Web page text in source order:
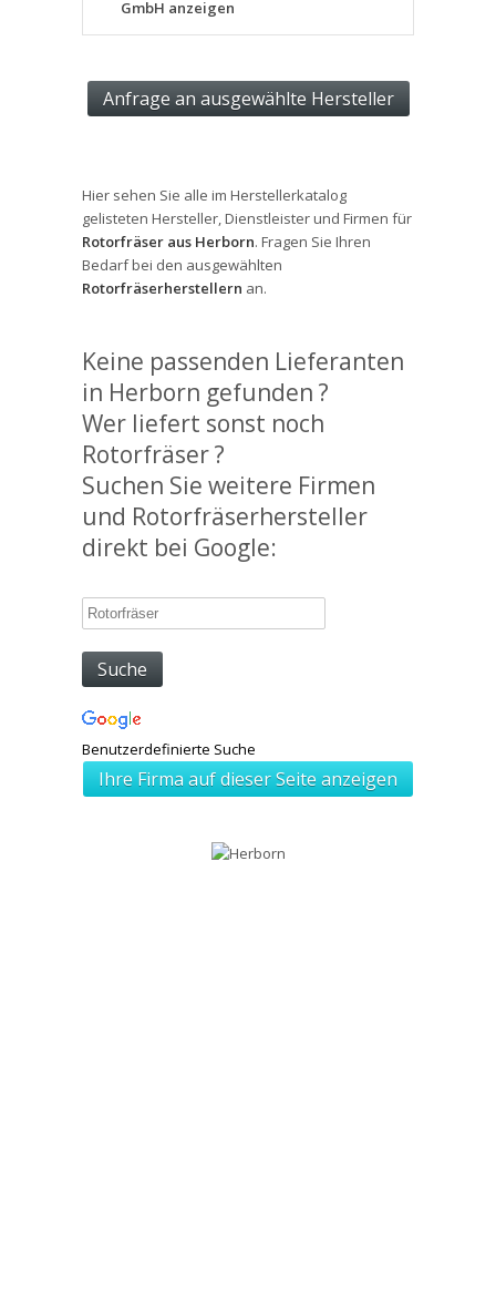
GmbH anzeigen
Hier sehen Sie alle im Herstellerkatalog
gelisteten Hersteller, Dienstleister und Firmen für
Rotorfräser aus Herborn. Fragen Sie Ihren
Bedarf bei den ausgewählten
Rotorfräserherstellern an.
Keine passenden Lieferanten
in Herborn gefunden ?
Wer liefert sonst noch
Rotorfräser ?
Suchen Sie weitere Firmen
und Rotorfräserhersteller
direkt bei Google:
Benutzerdefinierte Suche
Ihre Firma auf dieser Seite anzeigen